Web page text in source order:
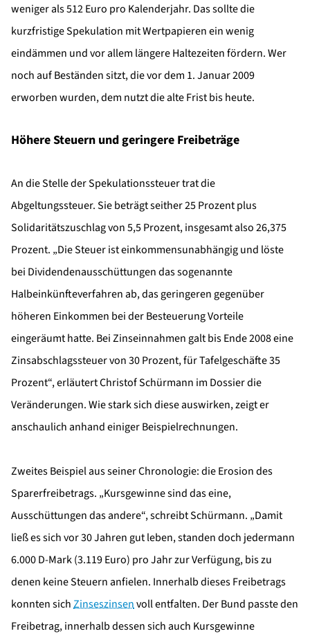
weniger als 512 Euro pro Kalenderjahr. Das sollte die
kurzfristige Spekulation mit Wertpapieren ein wenig
eindämmen und vor allem längere Haltezeiten fördern. Wer
noch auf Beständen sitzt, die vor dem 1. Januar 2009
erworben wurden, dem nutzt die alte Frist bis heute.
Höhere Steuern und geringere Freibeträge
An die Stelle der Spekulationssteuer trat die
Abgeltungssteuer. Sie beträgt seither 25 Prozent plus
Solidaritätszuschlag von 5,5 Prozent, insgesamt also 26,375
Prozent. „Die Steuer ist einkommensunabhängig und löste
bei Dividendenausschüttungen das sogenannte
Halbeinkünfteverfahren ab, das geringeren gegenüber
höheren Einkommen bei der Besteuerung Vorteile
eingeräumt hatte. Bei Zinseinnahmen galt bis Ende 2008 eine
Zinsabschlagssteuer von 30 Prozent, für Tafelgeschäfte 35
Prozent“, erläutert Christof Schürmann im Dossier die
Veränderungen. Wie stark sich diese auswirken, zeigt er
anschaulich anhand einiger Beispielrechnungen.
Zweites Beispiel aus seiner Chronologie: die Erosion des
Sparerfreibetrags. „Kursgewinne sind das eine,
Ausschüttungen das andere“, schreibt Schürmann. „Damit
ließ es sich vor 30 Jahren gut leben, standen doch jedermann
6.000 D-Mark (3.119 Euro) pro Jahr zur Verfügung, bis zu
denen keine Steuern anfielen. Innerhalb dieses Freibetrags
konnten sichZinseszinsenvoll entfalten. Der Bund passte den
Freibetrag, innerhalb dessen sich auch Kursgewinne